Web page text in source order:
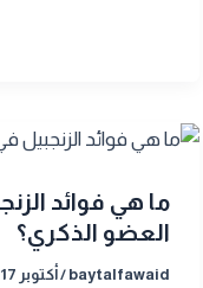
ما هي فوائد
العضو الذكري؟
baytalfawaid
/أكتوبر 17, 2024